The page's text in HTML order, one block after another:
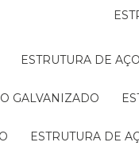
ESTRUTURA DE
GALVANIZADO
ESTRUTURA DE